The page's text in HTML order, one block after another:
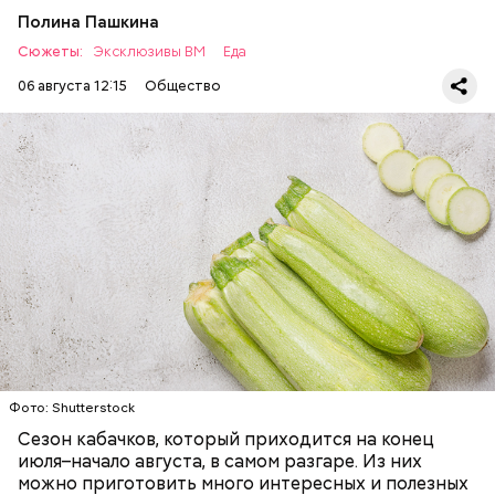
Полина Пашкина
Сюжеты: Эксклюзивы ВМ
Еда
06 августа 12:15
Общество
Фото: Shutterstock
Сезон кабачков, который приходится на конец
июля–начало августа, в самом разгаре. Из них
можно приготовить много интересных и полезных
Ингредиенты:
ЕДА ОВОЩИ РЕЦЕПТЫ
Фото: Shutterstock